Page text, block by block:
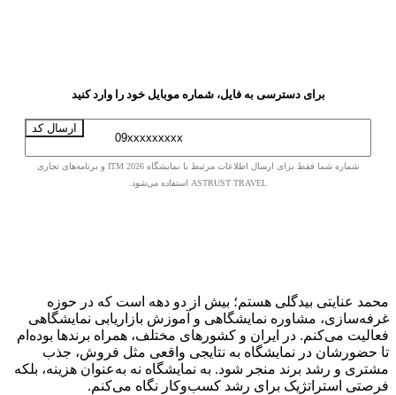
برای دسترسی به فایل، شماره موبایل خود را وارد کنید
ارسال کد
شماره شما فقط برای ارسال اطلاعات مرتبط با نمایشگاه ITM 2026 و برنامه‌های تجاری
ASTRUST TRAVEL استفاده می‌شود.
عنایتی بیدگلی هستم؛ بیش از دو دهه است که در حوزه
مشاوره نمایشگاهی و آموزش بازاریابی نمایشگاهی
می‌کنم. در ایران و کشورهای مختلف، همراه برندها بوده‌ام
در نمایشگاه به نتایجی واقعی مثل فروش، جذب
و رشد برند منجر شود. به نمایشگاه نه به‌عنوان هزینه، بلکه
استراتژیک برای رشد کسب‌وکار نگاه می‌کنم.